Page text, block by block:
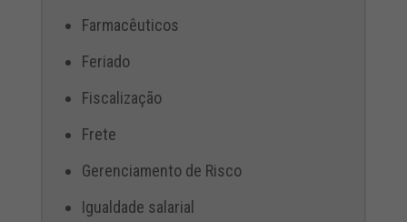
Farmacêuticos
Feriado
Fiscalização
Frete
Gerenciamento de Risco
Igualdade salarial